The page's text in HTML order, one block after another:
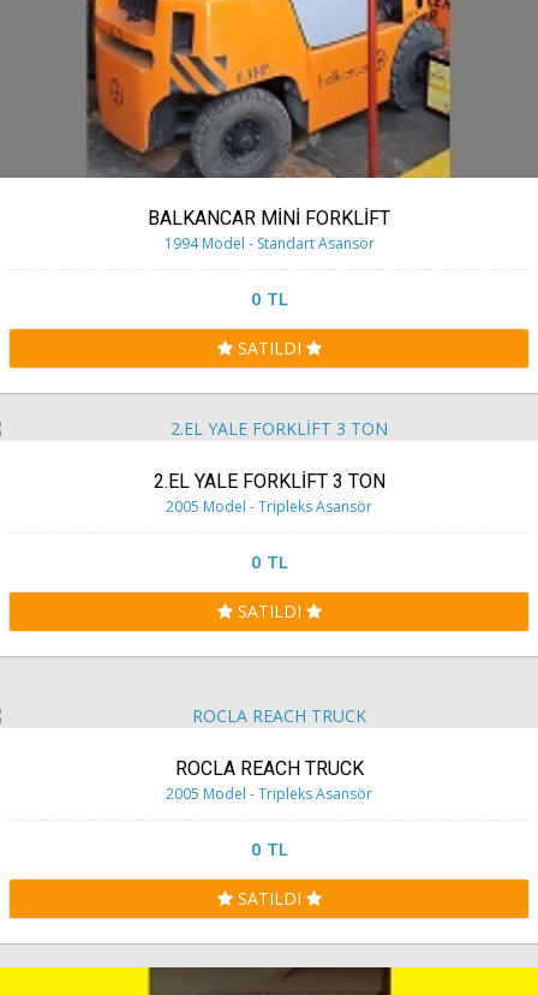
BALKANCAR MİNİ FORKLİFT
1994 Model - Standart Asansör
0 TL
SATILDI
2.EL YALE FORKLİFT 3 TON
2005 Model - Tripleks Asansör
0 TL
SATILDI
ROCLA REACH TRUCK
2005 Model - Tripleks Asansör
0 TL
SATILDI